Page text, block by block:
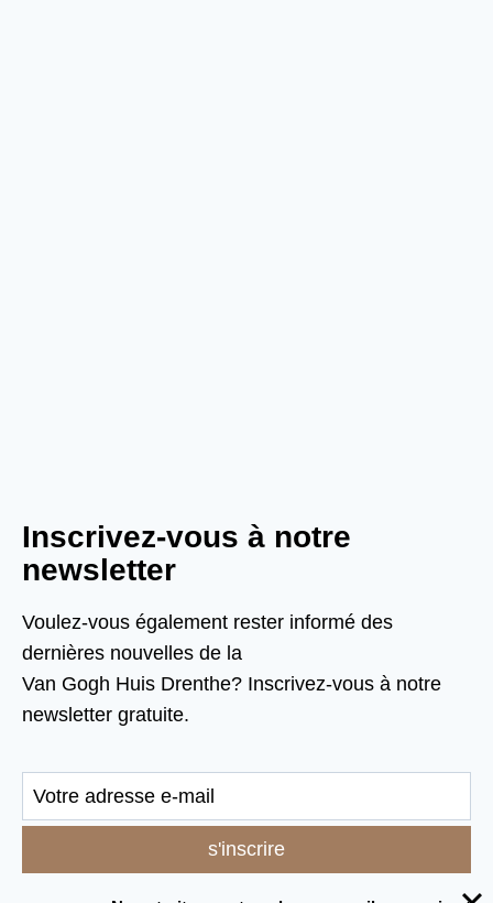
Inscrivez-vous à notre
newsletter
Voulez-vous également rester informé des
dernières nouvelles de la
Van Gogh Huis Drenthe? Inscrivez-vous à notre
newsletter gratuite.